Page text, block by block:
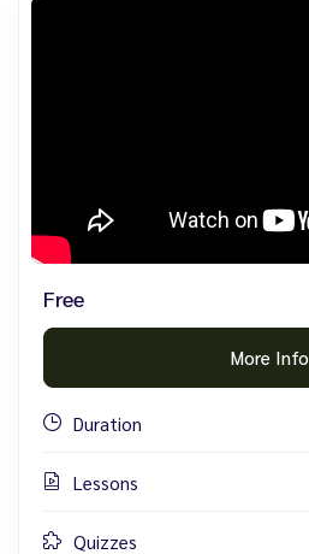
Free
More Info
Duration
Lessons
Quizzes